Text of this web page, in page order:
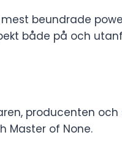
beundrade
både på och
producenten och
Master of None.